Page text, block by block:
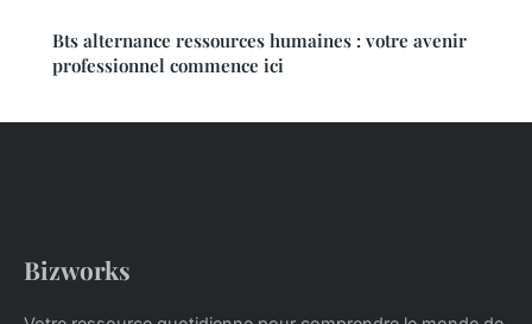
Bts alternance ressources humaines : votre avenir
professionnel commence ici
Bizworks